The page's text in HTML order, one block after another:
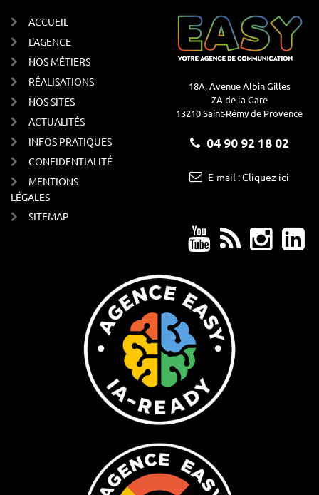
ACCUEIL
L'AGENCE
NOS MÉTIERS
RÉALISATIONS
NOS SITES
ACTUALITÉS
INFOS PRATIQUES
CONFIDENTIALITÉ
MENTIONS
LÉGALES
SITEMAP
18A, Avenue Albin Gilles
ZA de la Gare
13210 Saint-Rémy de Provence
04 90 92 18 02
E-mail : Cliquez ici